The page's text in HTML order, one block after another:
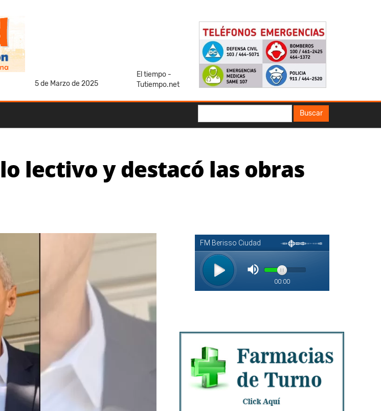
5 de Marzo de 2025
El tiempo -
Tutiempo.net
Buscar
lectivo y destacó las obras